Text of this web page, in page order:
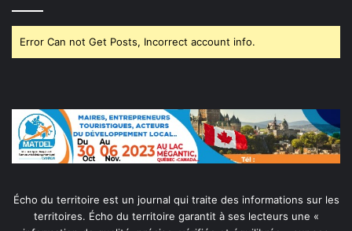
Error Can not Get Posts, Incorrect account info.
Écho du territoire est un journal qui traite des informations sur les
territoires. Écho du territoire garantit à ses lecteurs une «